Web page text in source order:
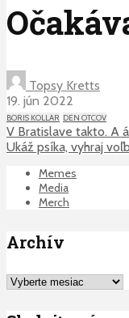
Topsy Kretts
19. jún 2022
BORIS KOLLAR DEN OTCOV
V Bratislave takto. A
Ukáž psíka, vyhraj
Memes
Media
Merch
Archív
Archív